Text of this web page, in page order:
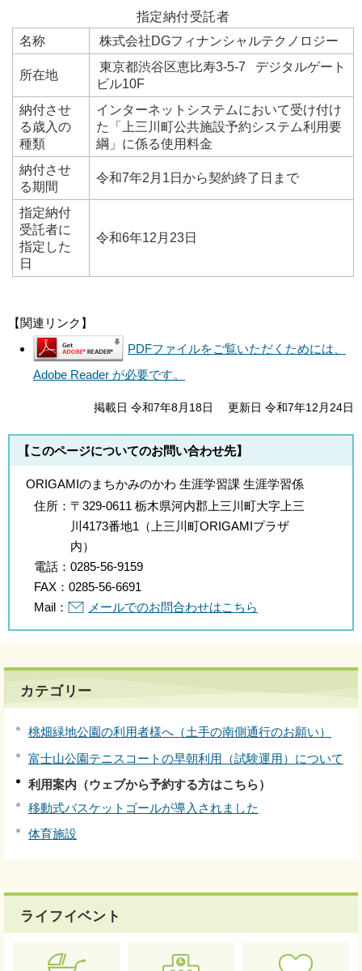
指定納付受託者
名称 株式会社DGフィナンシャルテクノロジー
所在地
東京都渋谷区恵比寿3-5-7 デジタルゲート
ビル10F
納付させ
る歳入の
種類
インターネットシステムにおいて受け付け
た「上三川町公共施設予約システム利用要
綱」に係る使用料金
納付させ
る期間
令和7年2月1日から契約終了日まで
指定納付
受託者に
指定した
日
令和6年12月23日
【関連リンク】
PDFファイルをご覧いただくためには、
Adobe Reader が必要です。
掲載日 令和7年8月18日 更新日 令和7年12月24日
【このページについてのお問い合わせ先】
ORIGAMIのまちかみのかわ 生涯学習課 生涯学習係
住所： 〒329-0611 栃木県河内郡上三川町大字上三
川4173番地1（上三川町ORIGAMIプラザ
内）
電話： 0285-56-9159
FAX： 0285-56-6691
Mail：
メールでのお問合わせはこちら
カテゴリー
桃畑緑地公園の利用者様へ（土手の南側通行のお願い）
富士山公園テニスコートの早朝利用（試験運用）について
利用案内（ウェブから予約する方はこちら）
移動式バスケットゴールが導入されました
体育施設
ライフイベント